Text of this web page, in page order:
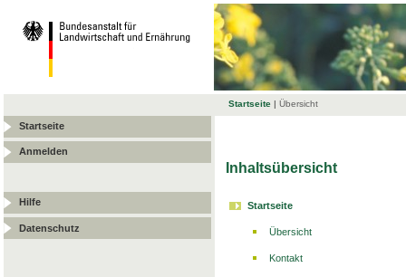
Startseite | Übersicht
Startseite
Anmelden
Hilfe
Datenschutz
Inhaltsübersicht
Startseite
Übersicht
Kontakt